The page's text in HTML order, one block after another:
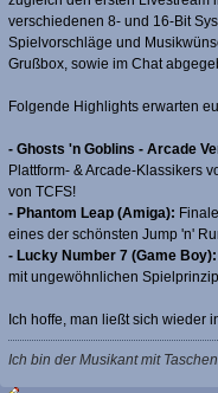
verschiedenen 8- und 16-Bit
Spielvorschläge und
Grußbox, sowie im Chat
Folgende Highlights erwarten
- Ghosts 'n Goblins - Arcade
Plattform- & Arcade-Klassikers
von TCFS!
- Phantom Leap (Amiga):
eines der schönsten Jump 'n'
- Lucky Number 7 (Game Boy):
mit ungewöhnlichen Spielprinzip
Ich hoffe, man ließt sich wieder
Ich bin der Musikant mit